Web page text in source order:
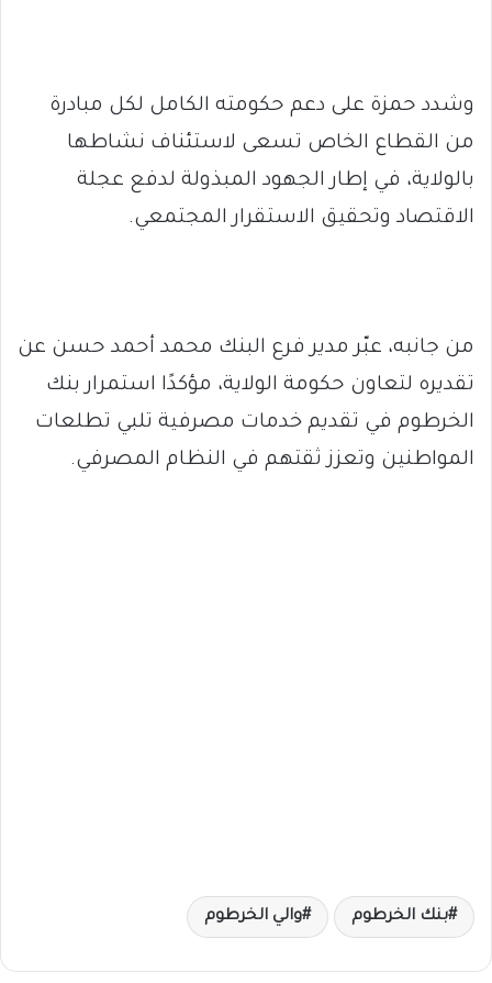
وشدد حمزة على دعم حكومته الكامل لكل مبادرة
من القطاع الخاص تسعى لاستئناف نشاطها
بالولاية، في إطار الجهود المبذولة لدفع عجلة
الاقتصاد وتحقيق الاستقرار المجتمعي.
من جانبه، عبّر مدير فرع البنك محمد أحمد حسن عن
تقديره لتعاون حكومة الولاية، مؤكدًا استمرار بنك
الخرطوم في تقديم خدمات مصرفية تلبي تطلعات
المواطنين وتعزز ثقتهم في النظام المصرفي.
بنك الخرطوم والي الخرطوم